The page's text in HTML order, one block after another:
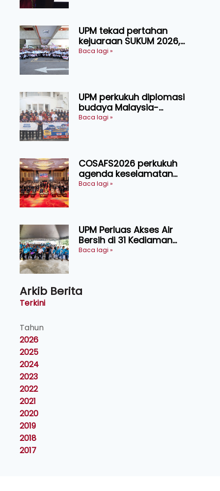
UPM tekad pertahan
kejuaraan SUKUM 2026,
sasar 16 pingat emas
Baca lagi »
UPM perkukuh diplomasi
budaya Malaysia-
Indonesia melalui Narasi
Baca lagi »
COSAFS2026 perkukuh
agenda keselamatan
makanan, AgriHub pacu
Baca lagi »
UPM Perluas Akses Air
Bersih di 31 Kediaman
Orang Asli Tasik Chini
Baca lagi »
Arkib Berita
Terkini
Tahun
2026
2025
2024
2023
2022
2021
2020
2019
2018
2017